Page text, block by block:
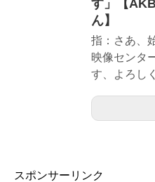
す」【
ん】
指：さあ、
映像センタ
す、よろし
スポンサーリンク